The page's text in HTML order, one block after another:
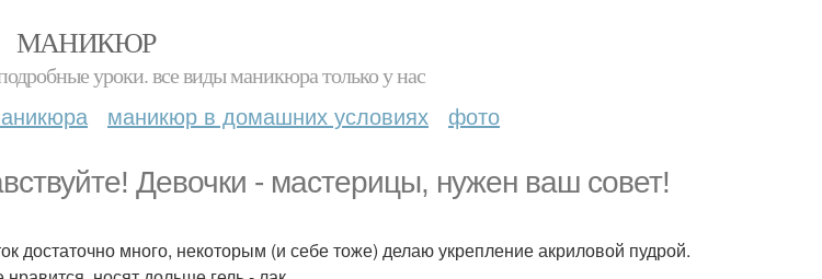
МАНИКЮР
уроки. все виды маникюра только у нас
маникюр в домашних условиях фото
Девочки - мастерицы, нужен ваш совет!
достаточно много, некоторым (и себе тоже) делаю укрепление акриловой пудрой.